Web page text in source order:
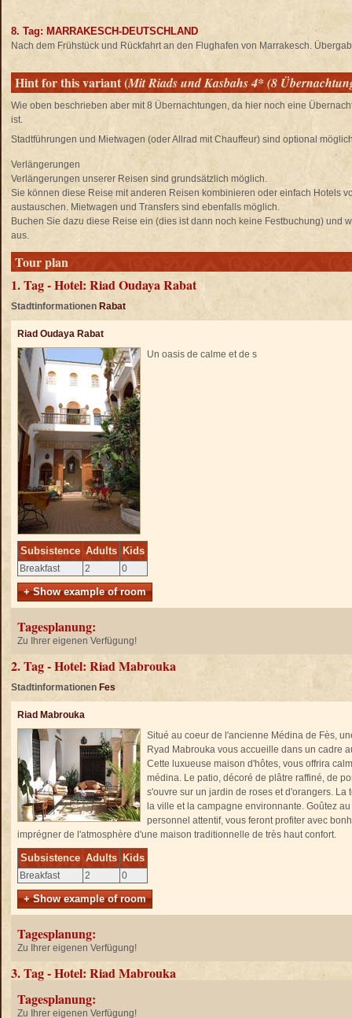
8. Tag: MARRAKESCH-DEUTSCHLAND
Nach dem Frühstück und Rückfahrt an den Flughafen von Marrakesch.
Hint for this variant (Mit Riads und Kasbahs 4* (8
Wie oben beschrieben aber mit 8 Übernachtungen, da hier noch eine
ist.
Stadtführungen und Mietwagen (oder Allrad mit Chauffeur) sind optional
Verlängerungen
Verlängerungen unserer Reisen sind grundsätzlich möglich.
Sie können diese Reise mit anderen Reisen kombinieren oder einfach Hotels
austauschen. Mietwagen und Transfers sind ebenfalls möglich.
Buchen Sie dazu diese Reise ein (dies ist dann noch keine Festbuchung) und
aus.
Tour plan
1. Tag - Hotel: Riad Oudaya Rabat
Stadtinformationen Rabat
Riad Oudaya Rabat
Un oasis de calme et de s
Subsistence Adults Kids
Breakfast 2 0
+ Show example of room
Tagesplanung:
Zu Ihrer eigenen Verfügung!
2. Tag - Hotel: Riad Mabrouka
Stadtinformationen Fes
Riad Mabrouka
Situé au coeur de l'ancienne Médina de Fès,
Ryad Mabrouka vous accueille dans un cadre
Cette luxueuse maison d'hôtes, vous offrira
médina. Le patio, décoré de plâtre raffiné, de
s'ouvre sur un jardin de roses et d'orangers.
la ville et la campagne environnante. Goûtez
personnel attentif, vous feront profiter avec
imprégner de l'atmosphère d'une maison traditionnelle de très haut confort.
Subsistence Adults Kids
Breakfast 2 0
+ Show example of room
Tagesplanung:
Zu Ihrer eigenen Verfügung!
3. Tag - Hotel: Riad Mabrouka
Tagesplanung:
Zu Ihrer eigenen Verfügung!